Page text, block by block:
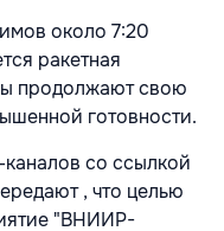
около 7:20
ракетная
продолжают свою
готовности.
со ссылкой
, что целью
"ВНИИР-